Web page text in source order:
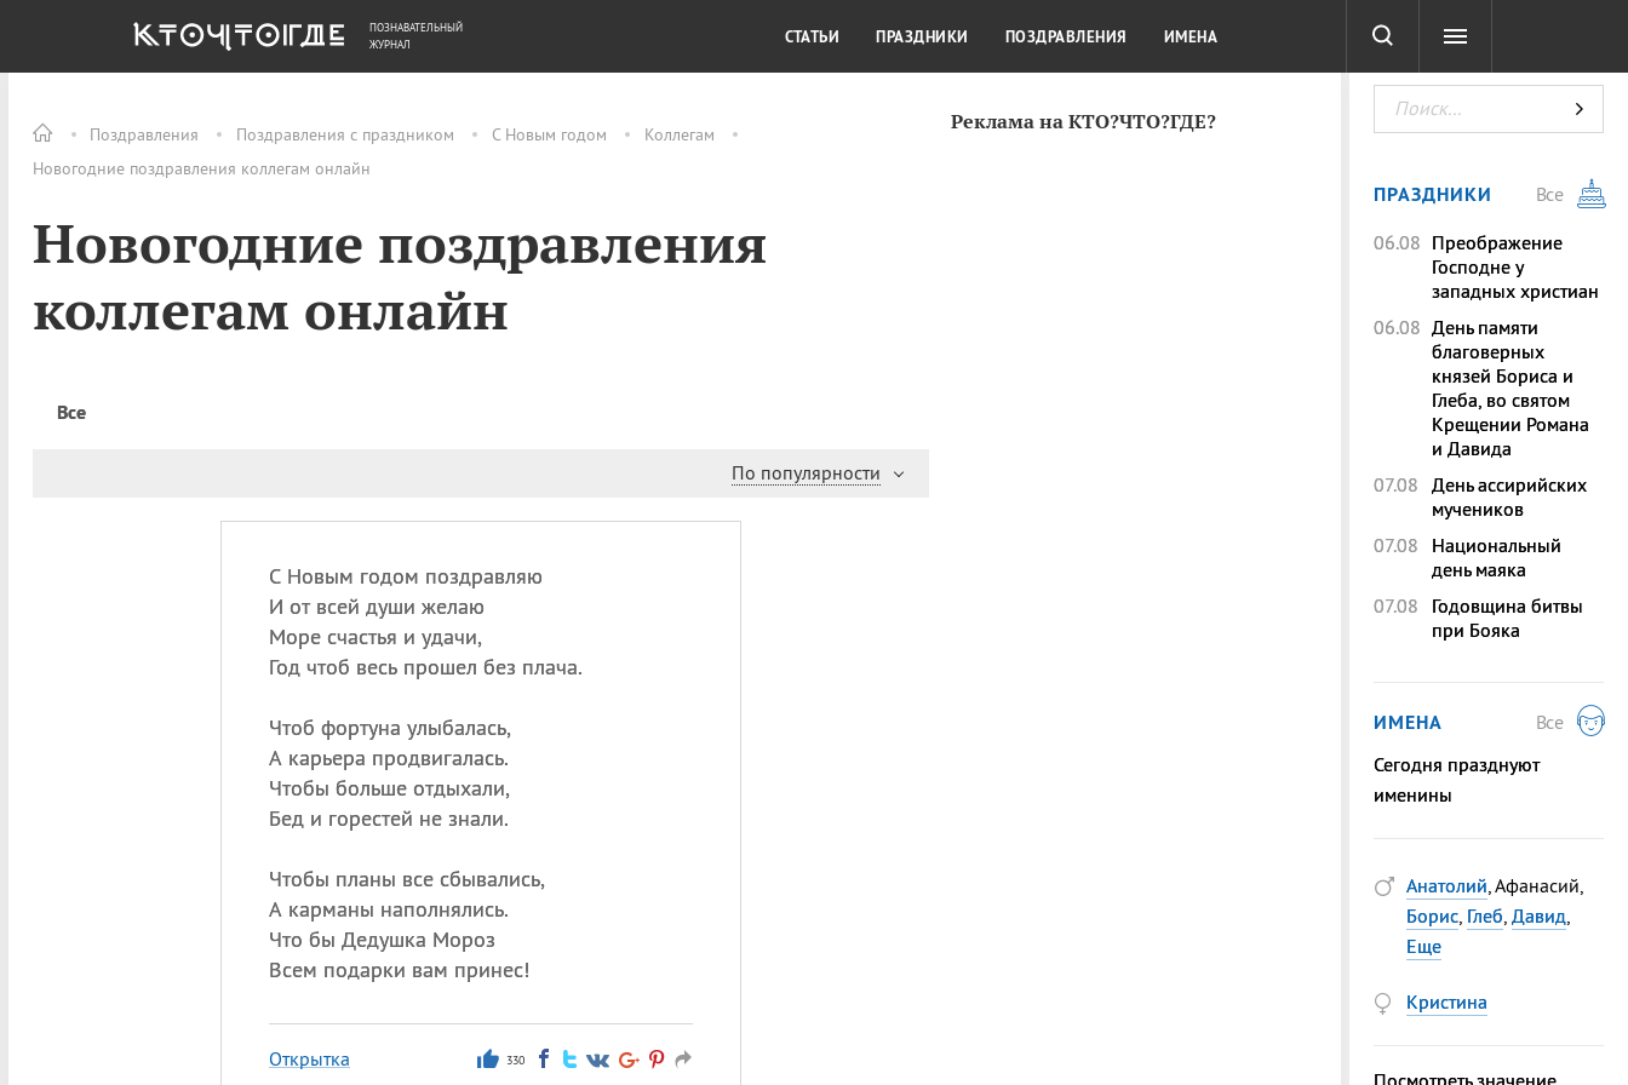
Поздравления Поздравления с праздником С Новым годом
Коллегам
Новогодние поздравления коллегам онлайн
Новогодние поздравления
коллегам онлайн
Все
По популярности
С Новым годом поздравляю
И от всей души желаю
Море счастья и удачи,
Год чтоб весь прошел без плача.
Чтоб фортуна улыбалась,
А карьера продвигалась.
Чтобы больше отдыхали,
Бед и горестей не знали.
Чтобы планы все сбывались,
А карманы наполнялись.
Что бы Дедушка Мороз
Всем подарки вам принес!
Открытка 330
Реклама на КТО?ЧТО?ГДЕ?
ОБЩЕСТВО ДЕНЬГИ КУЛЬТУРА КРАСОТА ТЕСТЫ
ПОЗНАВАТЕЛЬНЫЙ
ЖУРНАЛ
СТАТЬИ ПРАЗДНИКИ ПОЗДРАВЛЕНИЯ ИМЕНА
ПРАЗДНИКИ
Все
06.08 Преображение
Господне у
западных христиан
06.08 День памяти
благоверных
князей Бориса и
Глеба, во святом
Крещении Романа
и Давида
07.08 День ассирийских
мучеников
07.08
Национальный
день маяка
07.08
Годовщина битвы
при Бояка
ИМЕНА
Все
Сегодня празднуют
именины
Анатолий, Афанасий,
Борис, Глеб, Давид,
Еще
Кристина
Посмотреть значение